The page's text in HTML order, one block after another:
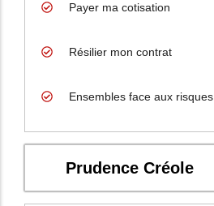
Payer ma cotisation
Résilier mon contrat
Ensembles face aux risques
Prudence Créole